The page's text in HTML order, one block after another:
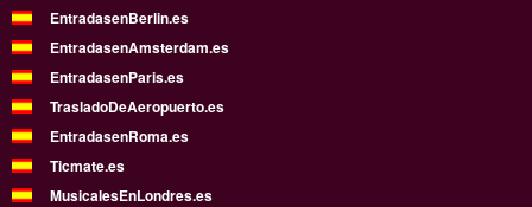
EntradasenBerlin.es
EntradasenAmsterdam.es
EntradasenParis.es
TrasladoDeAeropuerto.es
EntradasenRoma.es
Ticmate.es
MusicalesEnLondres.es